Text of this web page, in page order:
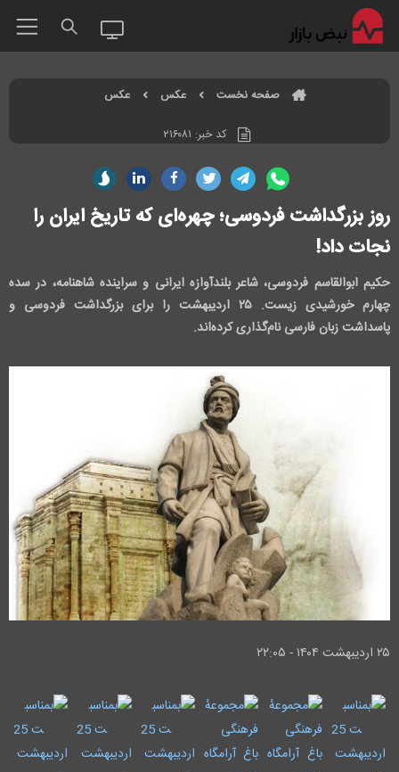
صفحه نخست عکس عکس
کد خبر: ۲۱۶۰۸۱
روز بزرگداشت فردوسی؛ چهره‌ای که تاریخ ایران را
نجات داد!
حکیم ابوالقاسم فردوسی، شاعر بلندآوازه ایرانی و سراینده شاهنامه، در سده
چهارم خورشیدی زیست. ۲۵ اردیبهشت را برای بزرگداشت فردوسی و
پاسداشت زبان فارسی نام‌گذاری کرده‌اند.
۲۵ ارديبهشت ۱۴۰۴ - ۲۲:۰۵